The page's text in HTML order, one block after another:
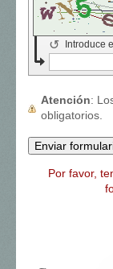
Introduce
↺
Atención :
obligatorios.
Por favor,